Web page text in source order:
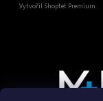
Vytvořil Shoptet Premium